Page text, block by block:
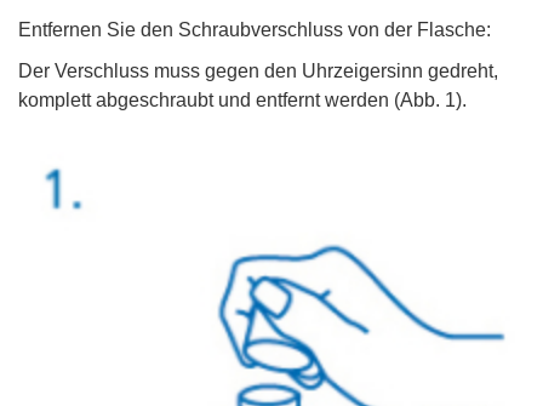
Entfernen Sie den Schraubverschluss von der Flasche:
Der Verschluss muss gegen den Uhrzeigersinn gedreht,
komplett abgeschraubt und entfernt werden (Abb. 1).